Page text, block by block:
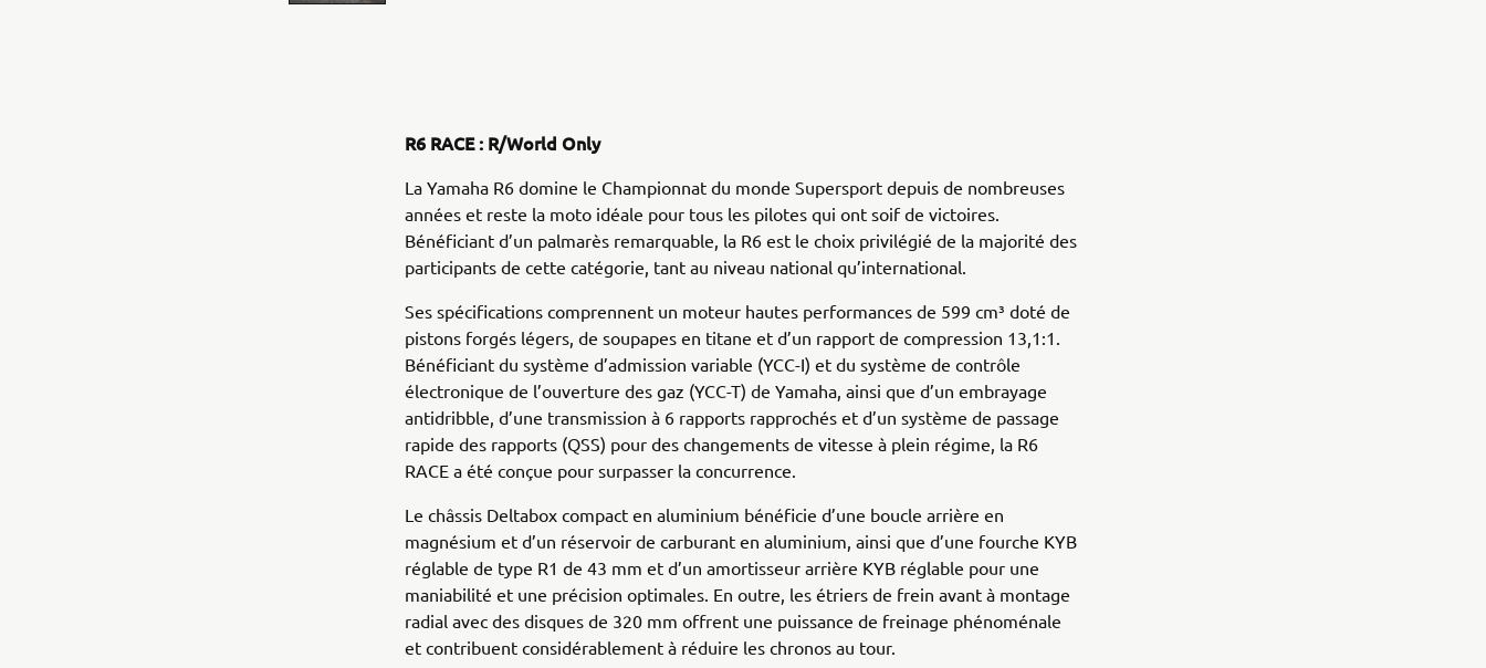
R6 RACE : R/World Only
La Yamaha R6 domine le Championnat du monde Supersport depuis de nombreuses
années et reste la moto idéale pour tous les pilotes qui ont soif de victoires.
Bénéficiant d’un palmarès remarquable, la R6 est le choix privilégié de la majorité des
participants de cette catégorie, tant au niveau national qu’international.
Ses spécifications comprennent un moteur hautes performances de 599 cm³ doté de
pistons forgés légers, de soupapes en titane et d’un rapport de compression 13,1:1.
Bénéficiant du système d’admission variable (YCC-I) et du système de contrôle
électronique de l’ouverture des gaz (YCC-T) de Yamaha, ainsi que d’un embrayage
antidribble, d’une transmission à 6 rapports rapprochés et d’un système de passage
rapide des rapports (QSS) pour des changements de vitesse à plein régime, la R6
RACE a été conçue pour surpasser la concurrence.
Le châssis Deltabox compact en aluminium bénéficie d’une boucle arrière en
magnésium et d’un réservoir de carburant en aluminium, ainsi que d’une fourche KYB
réglable de type R1 de 43 mm et d’un amortisseur arrière KYB réglable pour une
maniabilité et une précision optimales. En outre, les étriers de frein avant à montage
radial avec des disques de 320 mm offrent une puissance de freinage phénoménale
et contribuent considérablement à réduire les chronos au tour.